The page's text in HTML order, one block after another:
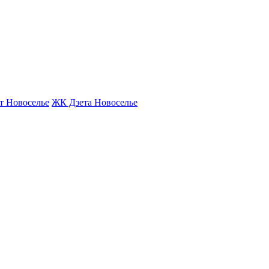
Новоселье ЖК Дзета Новоселье